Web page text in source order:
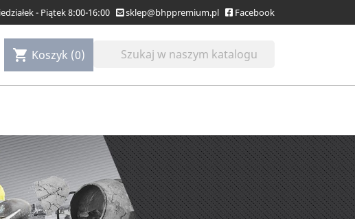
- Piątek 8:00-16:00 sklep@bhppremium.pl Facebook
shopping_cart Koszyk (0)
Następny